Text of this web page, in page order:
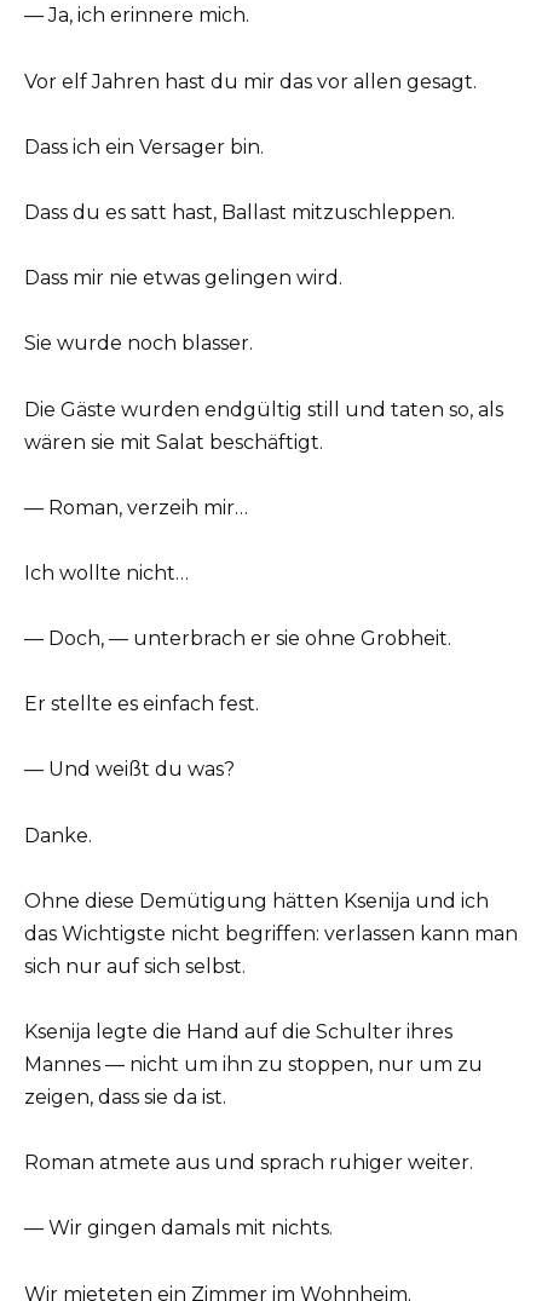
— Ja, ich erinnere mich.
Vor elf Jahren hast du mir das vor allen gesagt.
Dass ich ein Versager bin.
Dass du es satt hast, Ballast mitzuschleppen.
Dass mir nie etwas gelingen wird.
Sie wurde noch blasser.
Die Gäste wurden endgültig still und taten so, als
wären sie mit Salat beschäftigt.
— Roman, verzeih mir…
Ich wollte nicht…
— Doch, — unterbrach er sie ohne Grobheit.
Er stellte es einfach fest.
— Und weißt du was?
Danke.
Ohne diese Demütigung hätten Ksenija und ich
das Wichtigste nicht begriffen: verlassen kann man
sich nur auf sich selbst.
Ksenija legte die Hand auf die Schulter ihres
Mannes — nicht um ihn zu stoppen, nur um zu
zeigen, dass sie da ist.
Roman atmete aus und sprach ruhiger weiter.
— Wir gingen damals mit nichts.
Wir mieteten ein Zimmer im Wohnheim.